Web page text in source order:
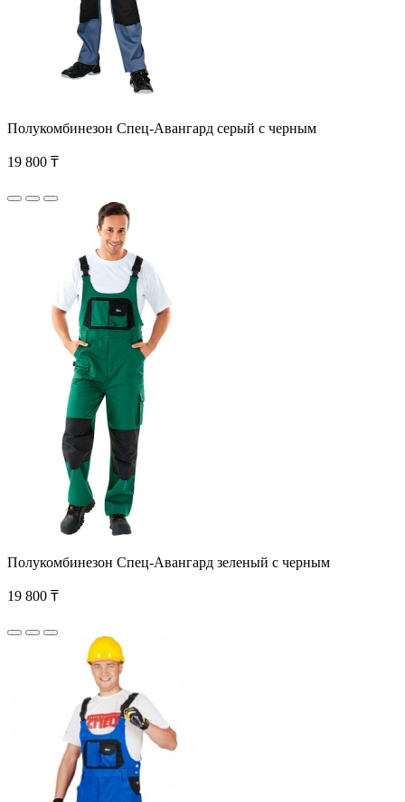
Полукомбинезон Спец-Авангард серый с черным
19 800 ₸
Полукомбинезон Спец-Авангард зеленый с черным
19 800 ₸